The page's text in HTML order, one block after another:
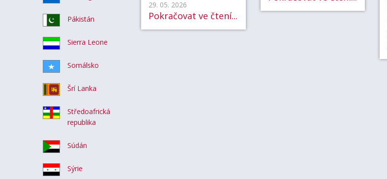
Pákistán
Sierra Leone
Somálsko
Šrí Lanka
Středoafrická
republika
Súdán
Sýrie
29. 05. 2026
Pokračovat ve čtení...